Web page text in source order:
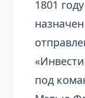
1801
под